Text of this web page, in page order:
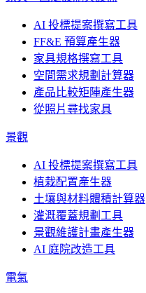
AI 投標提案撰寫工具
FF&E 預算產生器
家具規格撰寫工具
空間需求規劃計算器
產品比較矩陣產生器
從照片尋找家具
景觀
AI 投標提案撰寫工具
植栽配置產生器
土壤與材料體積計算器
灌溉覆蓋規劃工具
景觀維護計畫產生器
AI 庭院改造工具
電氣